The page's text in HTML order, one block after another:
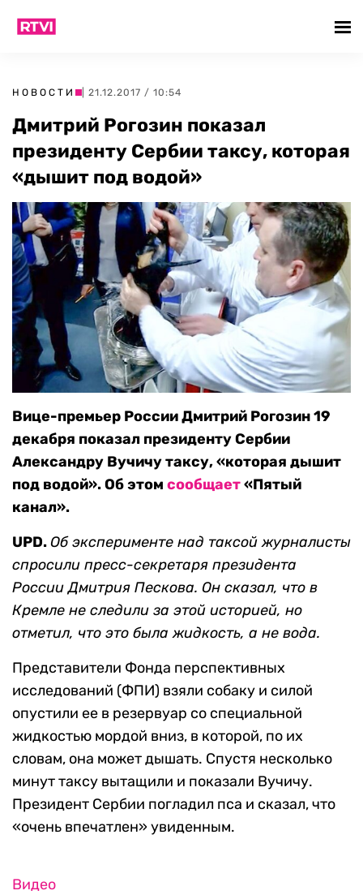
НОВОСТИ | 21.12.2017 / 10:54
Дмитрий Рогозин показал
президенту Сербии таксу, которая
«дышит под водой»
Вице-премьер России Дмитрий Рогозин 19
декабря показал президенту Сербии
Александру Вучичу таксу, «которая дышит
под водой». Об этом сообщает«Пятый
канал».
UPD.Об эксперименте над таксой журналисты
спросили пресс-секретаря президента
России Дмитрия Пескова. Он сказал, что в
Кремле не следили за этой историей, но
отметил, что это была жидкость, а не вода.
Представители Фонда перспективных
исследований (ФПИ) взяли собаку и силой
опустили ее в резервуар со специальной
жидкостью мордой вниз, в которой, по их
словам, она может дышать. Спустя несколько
минут таксу вытащили и показали Вучичу.
Президент Сербии погладил пса и сказал, что
«очень впечатлен» увиденным.
Видео